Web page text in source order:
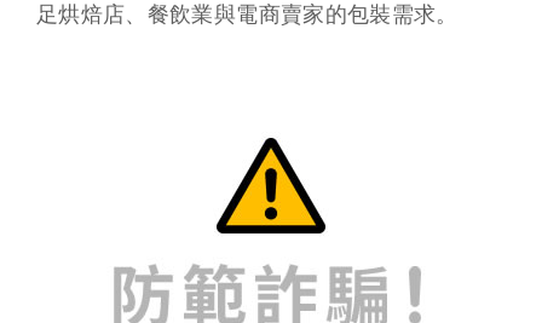
足烘焙店、餐飲業與電商賣家的包裝需求。